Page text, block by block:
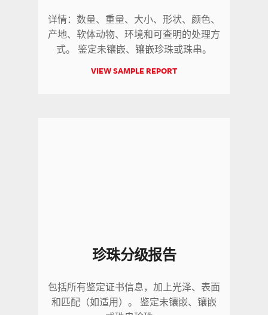
详情：数量、重量、大小、形状、颜色、
产地、软体动物、环境和可查明的处理方
式。 鉴定未镶嵌、镶嵌珍珠或珠串。
VIEW SAMPLE REPORT
珍珠分级报告
包括所有鉴定证书信息，加上光泽、表面
和匹配（如适用）。 鉴定未镶嵌、镶嵌